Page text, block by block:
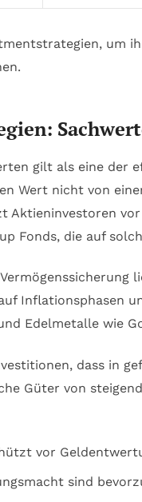
gilt als eine
Wert nicht von
Aktieninvestoren
Fonds, die auf
Inflationsphasen
Edelmetalle wie
dass in
Güter von
vor
sind